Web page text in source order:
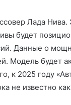
Лада
будет
Данные о
Модель будет
к 2025 году
не известно